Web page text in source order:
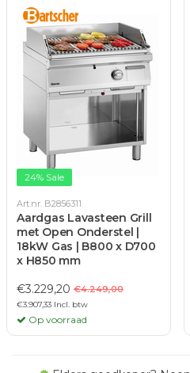
24% Sale
Art.nr. B2856311
Aardgas Lavasteen Grill
met Open Onderstel |
18kW Gas | B800 x D700
x H850 mm
€3.229,20 €4.249,00
€3.907,33 Incl. btw
Op voorraad